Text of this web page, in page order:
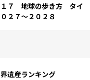
１７ 地球の歩き方 タイ
０２７～２０２８
遺産ランキング